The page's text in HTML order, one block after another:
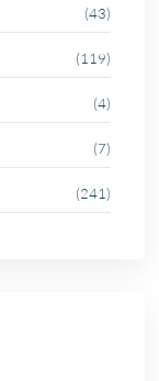
(43)
(119)
(4)
(7)
(241)